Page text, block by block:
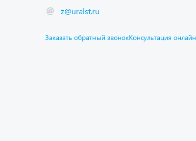
z@uralst.ru
Заказать обратный звонокКонсультация онлайн